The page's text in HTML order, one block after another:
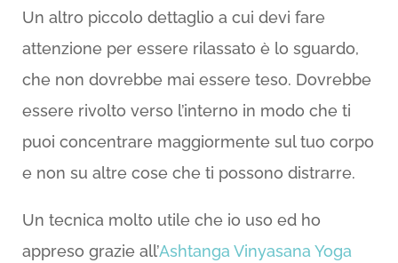
Un altro piccolo dettaglio a cui devi fare
attenzione per essere rilassato è lo sguardo,
che non dovrebbe mai essere teso. Dovrebbe
essere rivolto verso l’interno in modo che ti
puoi concentrare maggiormente sul tuo corpo
e non su altre cose che ti possono distrarre.
Un tecnica molto utile che io uso ed ho
appreso grazie all’Ashtanga Vinyasana Yoga